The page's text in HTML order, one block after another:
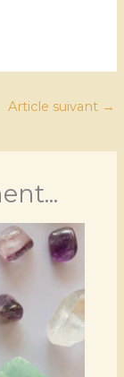
Article suivant →